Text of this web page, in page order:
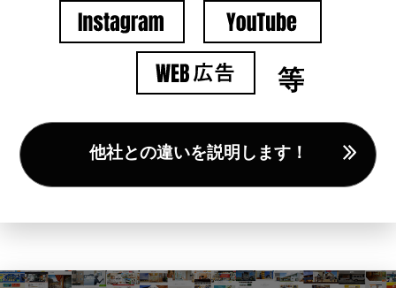
等
他社との違いを説明します！